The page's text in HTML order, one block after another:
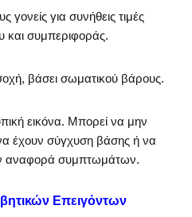
γονείς για συνήθεις τιμές
και συμπεριφοράς.
βάσει σωματικού βάρους.
εικόνα. Μπορεί να μην
έχουν σύγχυση βάσης ή να
αναφορά συμπτωμάτων.
Επειγόντων